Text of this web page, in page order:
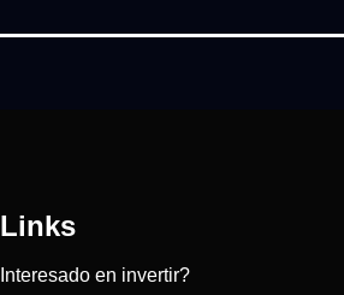
Links
Interesado en invertir?